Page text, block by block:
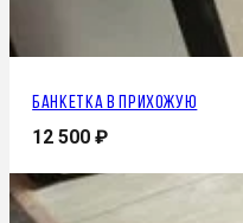
Банкетка в прихожую
12 500₽